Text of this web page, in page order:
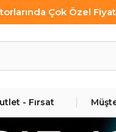
Çok Özel
- Fırsat